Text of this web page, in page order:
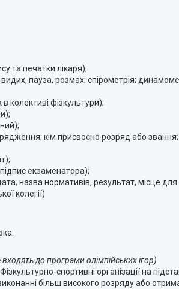
та печатки лікаря);
видих, пауза, розмах; спірометрія;
колективі фізкультури);
кім присвоєно розряд або
екзаменатора);
назва нормативів, результат, місце
колегії)
до програми олімпійських ігор)
спортивні організації на
більш високого розряду або